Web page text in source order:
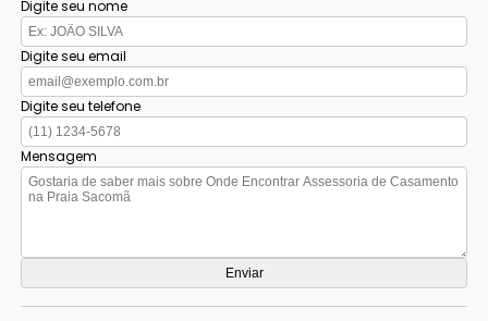
Digite seu nome
Digite seu email
Digite seu telefone
Mensagem